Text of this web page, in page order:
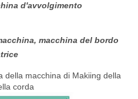
d'avvolgimento
macchina del bordo
della macchina di Makiing della
corda